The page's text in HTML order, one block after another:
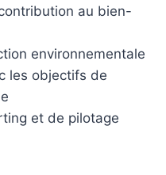
au bien-
environnementale
les objectifs de
et de pilotage